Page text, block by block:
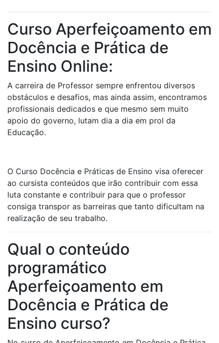
Curso Aperfeiçoamento em
Docência e Prática de
Ensino Online:
A carreira de Professor sempre enfrentou diversos
obstáculos e desafios, mas ainda assim, encontramos
profissionais dedicados e que mesmo sem muito
apoio do governo, lutam dia a dia em prol da
Educação.
O Curso Docência e Práticas de Ensino visa oferecer
ao cursista conteúdos que irão contribuir com essa
luta constante e contribuir para que o professor
consiga transpor as barreiras que tanto dificultam na
realização de seu trabalho.
Qual o conteúdo
programático
Aperfeiçoamento em
Docência e Prática de
Ensino curso?